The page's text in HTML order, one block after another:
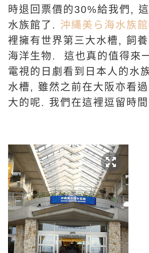
時退回票價的30%給我們,
水族館了. 沖縄美ら海水族館
裡擁有世界第三大水槽, 飼
海洋生物. 這也真的值得來
電視的日劇看到日本人的水
水槽, 雖然之前在大阪亦看
大的呢. 我們在這裡逗留時